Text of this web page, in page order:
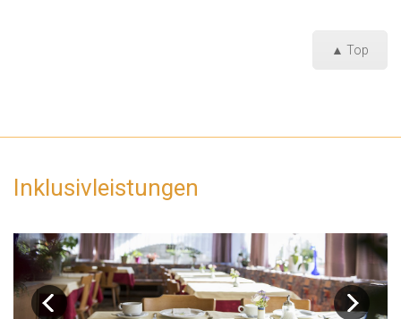
▲ Top
Inklusivleistungen